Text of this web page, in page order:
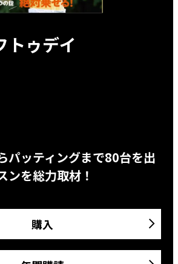
トゥデイ
パッティングまで80台を出
ンを総力取材！
購入